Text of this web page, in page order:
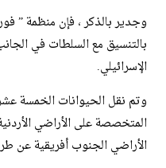
وجدير بالذكر ، فإن منظمة ”
بالتنسيق مع السلطات في
الإسرائيلي.
وتم نقل الحيوانات الخمسة
المتخصصة على الأراضي
الأراضي الجنوب أفريقية